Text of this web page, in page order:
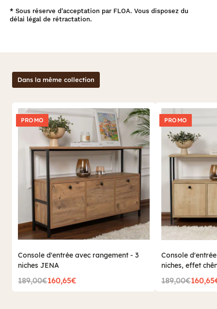
* Sous réserve d'acceptation par FLOA. Vous disposez du
délai légal de rétractation.
Dans la même collection
PROMO
Console d'entrée avec rangement - 3
niches JENA
189,00€160,65€
PROMO
Console
niches, effet
189,00€